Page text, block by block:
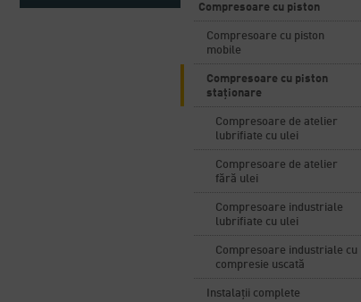
Compresoare cu piston
Compresoare cu piston
mobile
Compresoare cu piston
staționare
Compresoare de atelier
lubrifiate cu ulei
Compresoare de atelier
fără ulei
Compresoare industriale
lubrifiate cu ulei
Compresoare industriale cu
compresie uscată
Instalații complete